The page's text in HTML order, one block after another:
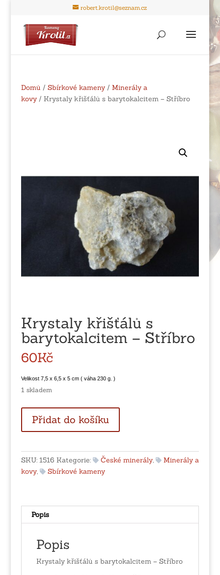
robert.krotil@seznam.cz
Domů / Sbírkové kameny/ Minerály a
kovy/ Krystaly křišťálů s barytokalcitem – Stříbro
Krystaly křišťálů s
barytokalcitem – Stříbro
60Kč
Velikost 7,5 x 6,5 x 5 cm ( váha 230 g. )
1 skladem
křišťálů
s
-
Stříbro
Přidat do košíku
SKU: 1516 Kategorie: České minerály,
Minerály a
kovy, Sbírkové kameny
Popis
Popis
Krystaly křišťálů s barytokalcitem – Stříbro